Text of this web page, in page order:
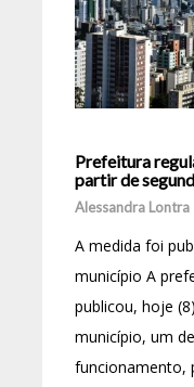
Prefeitura
partir de
Alessandra Lontra
A medida foi
município A
publicou, hoje
município, um
funcionamento,